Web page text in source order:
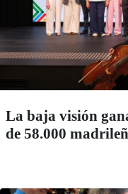
La baja visión
de 58.000